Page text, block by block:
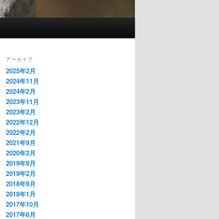
アーカイブ
2025年2月
2024年11月
2024年2月
2023年11月
2023年2月
2022年12月
2022年2月
2021年9月
2020年2月
2019年9月
2019年2月
2018年9月
2018年1月
2017年10月
2017年6月